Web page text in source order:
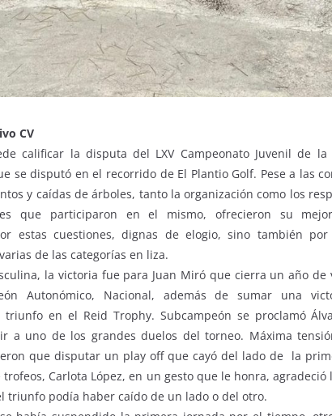
CV
calificar la disputa del LXV Campeonato Juvenil de la
se disputó en el recorrido de El Plantio Golf. Pese a las
y caídas de árboles, tanto la organización como los
que participaron en el mismo, ofrecieron su mejor
estas cuestiones, dignas de elogio, sino también por
de las categorías en liza.
la victoria fue para Juan Miró que cierra un año de
Autonómico, Nacional, además de sumar una
triunfo enel Reid Trophy. Subcampeón se proclamó
a uno de los grandes duelos del torneo. Máxima
que disputar un play off que cayó del lado de la
Carlota López, en un gesto que le honra,
triunfo podía haber caído de un lado o del otro.